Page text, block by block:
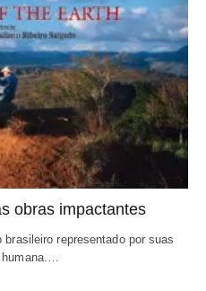
obras impactantes
representado por suas
humana.…